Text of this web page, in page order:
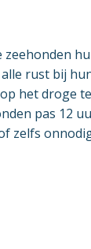
rust bij
het droge
pas 12
zelfs